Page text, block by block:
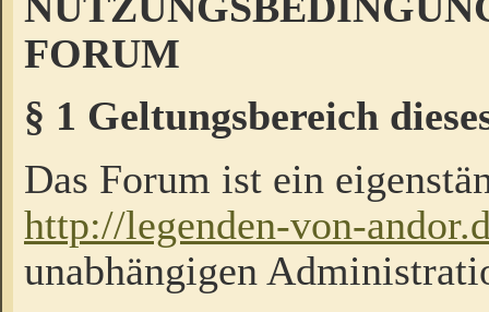
FORUM
§ 1 Geltungsbereich
Das Forum ist ein
http://legenden-von-
unabhängigen